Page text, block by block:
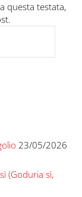
questa testata,
23/05/2026
(Goduria sì,